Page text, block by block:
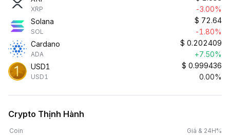
XRP
-3.00%
Solana
SOL
$ 72.64
-1.80%
Cardano
ADA
$ 0.202409
+7.50%
USD1
USD1
$ 0.999436
0.00%
Crypto Thịnh Hành
Coin Giá & 24H%